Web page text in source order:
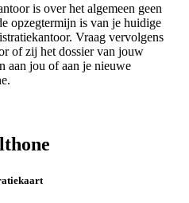
is over het algemeen geen
opzegtermijn is van je huidige
Vraag vervolgens
of zij het dossier van jouw
aan jou of aan je nieuwe